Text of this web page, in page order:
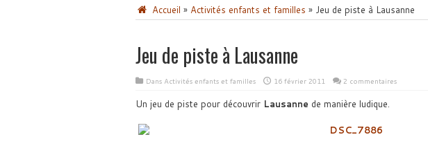
Accueil » Activités enfants et familles » Jeu de piste à Lausanne
Jeu de piste à Lausanne
Dans Activités enfants et familles 16 février 2011 2 commentaires
Un jeu de piste pour découvrir Lausanne de manière ludique.